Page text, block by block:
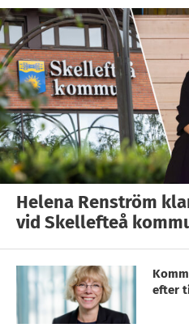
Helena Renström
vid Skellefteå
efter